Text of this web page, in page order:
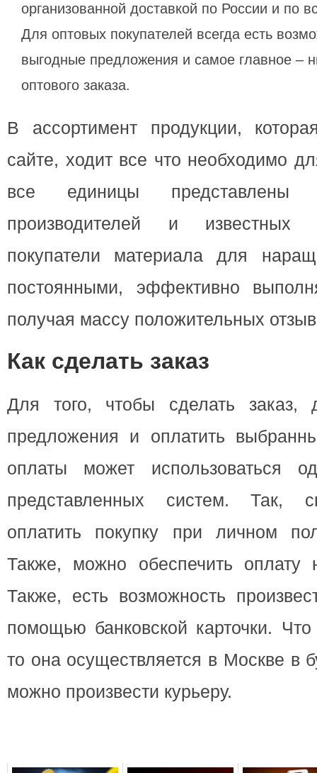
организованной доставкой по России и по
Для оптовых покупателей всегда есть
выгодные предложения и самое главное –
оптового заказа.
В ассортимент продукции,
сайте, ходит все что необходимо
все единицы представлены
производителей и известных
покупатели материала для
постоянными, эффективно
получая массу положительных
Как сделать заказ
Для того, чтобы сделать заказ,
предложения и оплатить
оплаты может использоваться
представленных систем. Так,
оплатить покупку при личном
Также, можно обеспечить оплату
Также, есть возможность
помощью банковской карточки. Что
то она осуществляется в Москве в
можно произвести курьеру.